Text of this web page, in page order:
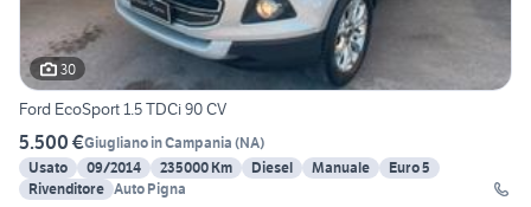
30
Ford EcoSport 1.5 TDCi 90 CV
5.500 €Giugliano in Campania (NA)
Usato
09/2014 235000 Km Diesel Manuale
Euro 5
Rivenditore Auto Pigna